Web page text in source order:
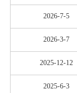
2026-7-5
2026-3-7
2025-12-12
2025-6-3